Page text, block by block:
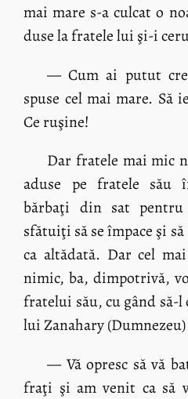
mai mare s-a culcat o
duse la fratele lui şi-i
— Cum ai putut
spuse cel mai mare. Să
Ce ruşine!
Dar fratele mai mic
aduse pe fratele său
bărbaţi din sat
sfătuiţi să se împace şi
ca altădată. Dar cel
nimic, ba, dimpotrivă,
fratelui său, cu gând să-
lui Zanahary
— Vă opresc să vă
fraţi şi am venit ca să